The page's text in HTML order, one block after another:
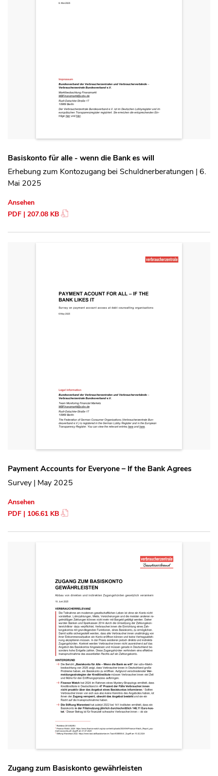
Basiskonto für alle - wenn die Bank es will
Erhebung zum Kontozugang bei Schuldnerberatungen | 6.
Mai 2025
Ansehen
PDF | 207.08 KB
Payment Accounts for Everyone – If the Bank Agrees
Survey | May 2025
Ansehen
PDF | 106.61 KB
Zugang zum Basiskonto gewährleisten